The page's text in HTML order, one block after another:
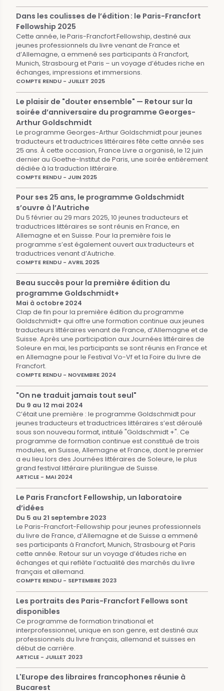
Dans les coulisses de l’édition : le Paris-Francfort
Fellowship 2025
Cette année, le Paris-Francfort Fellowship, destiné aux
jeunes professionnels du livre venant de France et
d’Allemagne, a emmené ses participants à Francfort,
Munich, Strasbourg et Paris – un voyage d’études riche en
échanges, impressions et immersions.
COMPTE RENDU - JUILLET 2025
Le plaisir de "douter ensemble" — Retour sur la
soirée d’anniversaire du programme Georges-
Arthur Goldschmidt
Le programme Georges-Arthur Goldschmidt pour jeunes
traducteurs et traductrices littéraires fête cette année ses
25 ans. À cette occasion, France Livre a organisé, le 12 juin
dernier au Goethe-Institut de Paris, une soirée entièrement
dédiée à la traduction littéraire.
COMPTE RENDU - JUIN 2025
Pour ses 25 ans, le programme Goldschmidt
s’ouvre à l’Autriche
Du 5 février au 29 mars 2025, 10 jeunes traducteurs et
traductrices littéraires se sont réunis en France, en
Allemagne et en Suisse. Pour la première fois le
programme s’est également ouvert aux traducteurs et
traductrices venant d’Autriche.
COMPTE RENDU - AVRIL 2025
Beau succès pour la première édition du
programme Goldschmidt+
Mai à octobre 2024
Clap de fin pour la première édition du programme
Goldschmidt+ qui offre une formation continue aux jeunes
traducteurs littéraires venant de France, d’Allemagne et de
Suisse. Après une participation aux Journées littéraires de
Soleure en mai, les participants se sont réunis en France et
en Allemagne pour le Festival Vo-Vf et la Foire du livre de
Francfort.
COMPTE RENDU - NOVEMBRE 2024
"On ne traduit jamais tout seul"
Du 9 au 12 mai 2024
C’était une première : le programme Goldschmidt pour
jeunes traducteurs et traductrices littéraires s’est déroulé
sous son nouveau format, intitulé "Goldschmidt +". Ce
programme de formation continue est constitué de trois
modules, en Suisse, Allemagne et France, dont le premier
a eu lieu lors des Journées littéraires de Soleure, le plus
grand festival littéraire plurilingue de Suisse.
ARTICLE - MAI 2024
Le Paris Francfort Fellowship, un laboratoire
d’idées
Du 5 au 21 septembre 2023
Le Paris-Francfort-Fellowship pour jeunes professionnels
du livre de France, d’Allemagne et de Suisse a emmené
ses participants à Francfort, Munich, Strasbourg et Paris
cette année. Retour sur un voyage d’études riche en
échanges et qui reflète l’actualité des marchés du livre
français et allemand.
COMPTE RENDU - SEPTEMBRE 2023
Les portraits des Paris-Francfort Fellows sont
disponibles
Ce programme de formation trinational et
interprofessionnel, unique en son genre, est destiné aux
professionnels du livre français, allemand et suisses en
début de carrière.
ARTICLE - JUILLET 2023
L'Europe des libraires francophones réunie à
Bucarest